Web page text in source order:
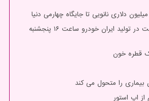
ثبت نام در طرح مشارکت در تولید ایران خودرو ساعت ۱۶ پنجشنبه
قطره خون
را متحول می کند
اپ استور